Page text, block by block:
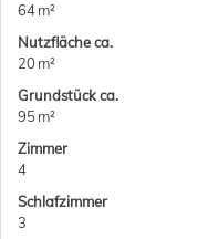
64 m²
Nutzfläche ca.
20 m²
Grund­stück ca.
95 m²
Zimmer
4
Schlafzimmer
3